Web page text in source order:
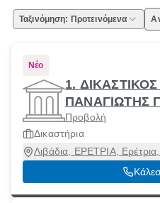
Ταξινόμηση: Προτεινόμενα
Νέο
1.
ΠΑΝΑΓΙΩΤΗΣ
Προβολή
Δικαστήρια
Λιβάδια, ΕΡΕΤΡΙΑ,